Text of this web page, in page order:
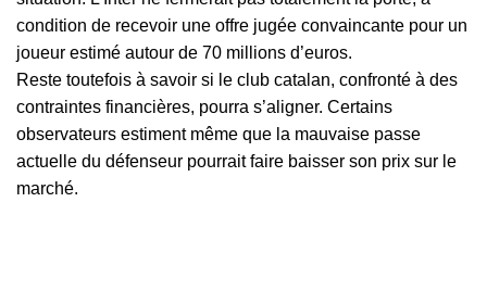
condition de recevoir une offre jugée convaincante pour un
joueur estimé autour de 70 millions d’euros.
Reste toutefois à savoir si le club catalan, confronté à des
contraintes financières, pourra s’aligner. Certains
observateurs estiment même que la mauvaise passe
actuelle du défenseur pourrait faire baisser son prix sur le
marché.